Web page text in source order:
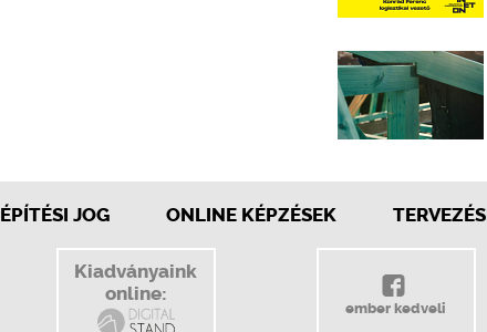
ÉPÍTÉSI JOG ONLINE KÉPZÉSEK
Kiadványaink
online:
ember kedveli